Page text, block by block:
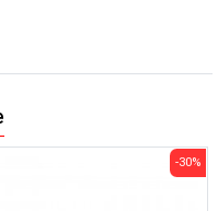
-30%